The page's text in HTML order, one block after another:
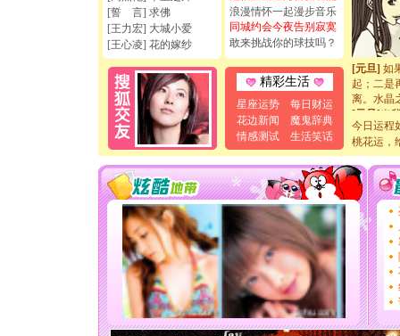
[誓 言] 求佛
[王力宏] 大城小爱
[王心凌] 花的嫁纱
浪漫情怀一起漫步音乐
同城约会今夜告别寂寞
敢来挑战你的球技吗？
精彩生活
星座运势
每日财运
花边新闻
魔鬼辞典
情感测试
生活笑话
[元旦]看
断电。爱
你是我专
[元旦]如
起；二是
离。水晶
[元旦]当
卖了。
[春节]风
颜！冬去
道一声平
[春节]传
片叶子
送你一
[圣诞节]
你太多
要平安
[圣诞节]
能正大
天都要快
[圣诞节]
今日运程
桃花运，